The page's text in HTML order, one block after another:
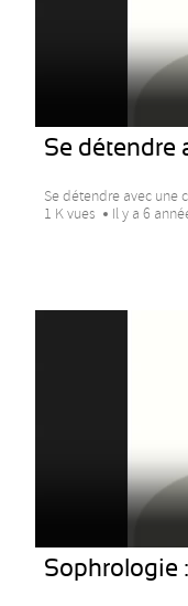
Se détendre
Se détendre avec une
1 K vues
Il y a 6
Sophrologie